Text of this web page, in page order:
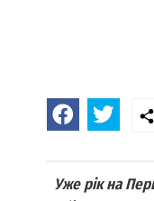
Уже рік на